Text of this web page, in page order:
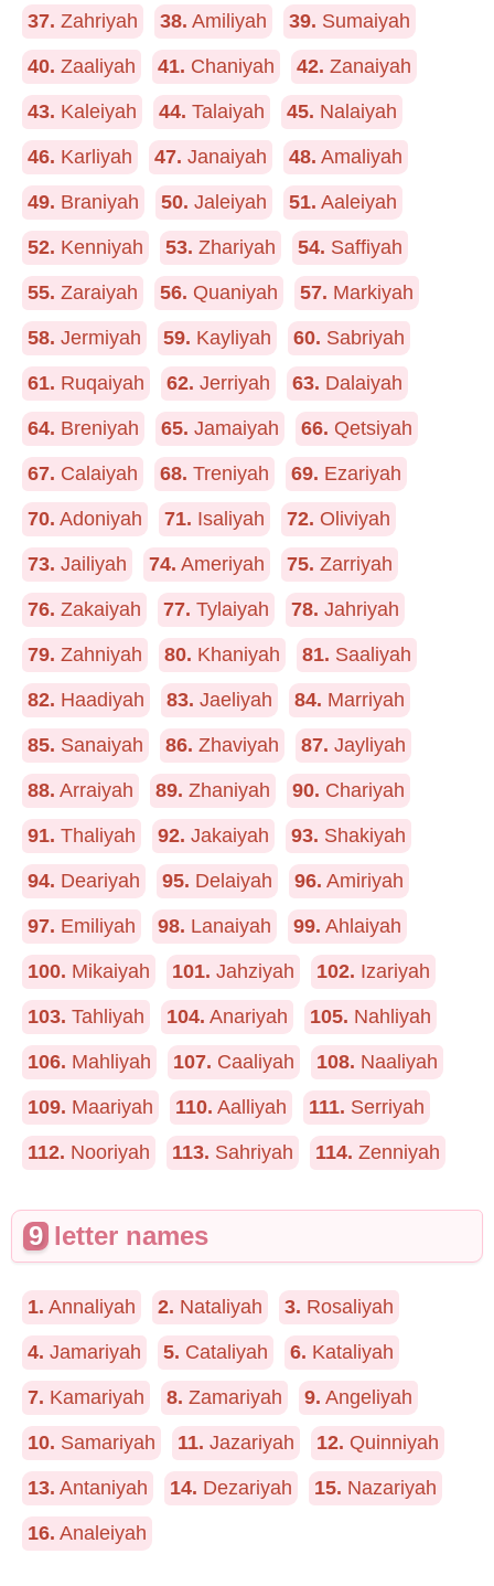
37. Zahriyah 38. Amiliyah 39. Sumaiyah
40. Zaaliyah 41. Chaniyah 42. Zanaiyah
43. Kaleiyah 44. Talaiyah 45. Nalaiyah
46. Karliyah 47. Janaiyah 48. Amaliyah
49. Braniyah 50. Jaleiyah 51. Aaleiyah
52. Kenniyah 53. Zhariyah 54. Saffiyah
55. Zaraiyah 56. Quaniyah 57. Markiyah
58. Jermiyah 59. Kayliyah 60. Sabriyah
61. Ruqaiyah 62. Jerriyah 63. Dalaiyah
64. Breniyah 65. Jamaiyah 66. Qetsiyah
67. Calaiyah 68. Treniyah 69. Ezariyah
70. Adoniyah 71. Isaliyah 72. Oliviyah
73. Jailiyah 74. Ameriyah 75. Zarriyah
76. Zakaiyah 77. Tylaiyah 78. Jahriyah
79. Zahniyah 80. Khaniyah 81. Saaliyah
82. Haadiyah 83. Jaeliyah 84. Marriyah
85. Sanaiyah 86. Zhaviyah 87. Jayliyah
88. Arraiyah 89. Zhaniyah 90. Chariyah
91. Thaliyah 92. Jakaiyah 93. Shakiyah
94. Deariyah 95. Delaiyah 96. Amiriyah
97. Emiliyah 98. Lanaiyah 99. Ahlaiyah
100. Mikaiyah 101. Jahziyah 102. Izariyah
103. Tahliyah 104. Anariyah 105. Nahliyah
106. Mahliyah 107. Caaliyah 108. Naaliyah
109. Maariyah 110. Aalliyah 111. Serriyah
112. Nooriyah 113. Sahriyah 114. Zenniyah
9 letter names
1. Annaliyah 2. Nataliyah 3. Rosaliyah
4. Jamariyah 5. Cataliyah 6. Kataliyah
7. Kamariyah 8. Zamariyah 9. Angeliyah
10. Samariyah 11. Jazariyah 12. Quinniyah
13. Antaniyah 14. Dezariyah 15. Nazariyah
16. Analeiyah